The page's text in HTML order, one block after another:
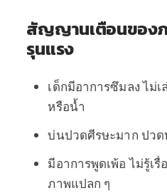
สัญญานเตือนของ
รุนแรง
เด็กมีอาการซึมลง ไม่
หรือน้ำ
บ่นปวดศีรษะมาก ปว
มีอาการพูดเพ้อ ไม่รู้เ
ภาพแปลก ๆ